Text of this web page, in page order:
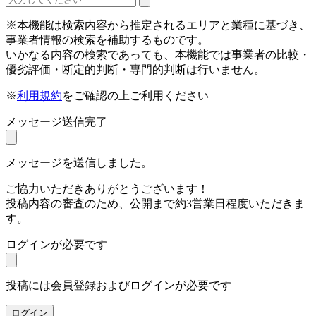
※本機能は検索内容から推定されるエリアと業種に基づき、
事業者情報の検索を補助するものです。
いかなる内容の検索であっても、本機能では事業者の比較・
優劣評価・断定的判断・専門的判断は行いません。
※利用規約をご確認の上ご利用ください
メッセージ送信完了
メッセージを送信しました。
ご協力いただきありがとうございます！
投稿内容の審査のため、公開まで約3営業日程度いただきま
す。
ログインが必要です
投稿には会員登録およびログインが必要です
ログイン